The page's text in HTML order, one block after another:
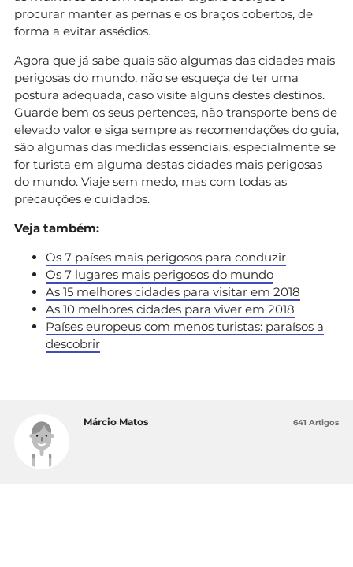
procurar manter as pernas e os braços cobertos, de
forma a evitar assédios.
Agora que já sabe quais são algumas das cidades mais
perigosas do mundo, não se esqueça de ter uma
postura adequada, caso visite alguns destes destinos.
Guarde bem os seus pertences, não transporte bens de
elevado valor e siga sempre as recomendações do guia,
são algumas das medidas essenciais, especialmente se
for turista em alguma destas cidades mais perigosas
do mundo. Viaje sem medo, mas com todas as
precauções e cuidados.
Veja também:
Os 7 países mais perigosos para conduzir
Os 7 lugares mais perigosos do mundo
As 15 melhores cidades para visitar em 2018
As 10 melhores cidades para viver em 2018
Países europeus com menos turistas: paraísos a
descobrir
Márcio Matos 641 Artigos